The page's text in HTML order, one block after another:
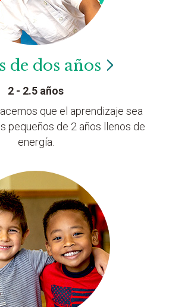
de dos años
2 - 2.5 años
que el aprendizaje sea
pequeños de 2 años llenos de
energía.